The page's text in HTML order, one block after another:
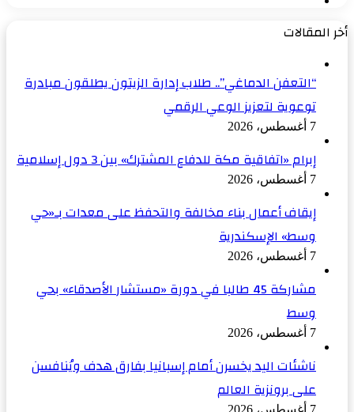
أخر المقالات
“التعفن الدماغي”.. طلاب إدارة الزيتون يطلقون مبادرة
توعوية لتعزيز الوعي الرقمي
7 أغسطس، 2026
إبرام «اتفاقية مكة للدفاع المشترك» بين 3 دول إسلامية
7 أغسطس، 2026
إيقاف أعمال بناء مخالفة والتحفظ على معدات بـ«حي
وسط» الإسكندرية
7 أغسطس، 2026
مشاركة 45 طالبا في دورة «مستشار الأصدقاء» بحي
وسط
7 أغسطس، 2026
ناشئات اليد يخسرن أمام إسبانيا بفارق هدف ويُنافسن
على برونزية العالم